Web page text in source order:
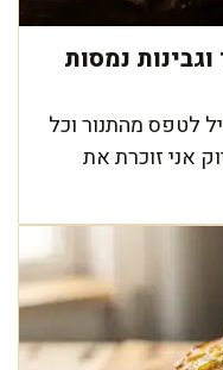
נמסות
לטפס מהתנור וכל
אני זוכרת את